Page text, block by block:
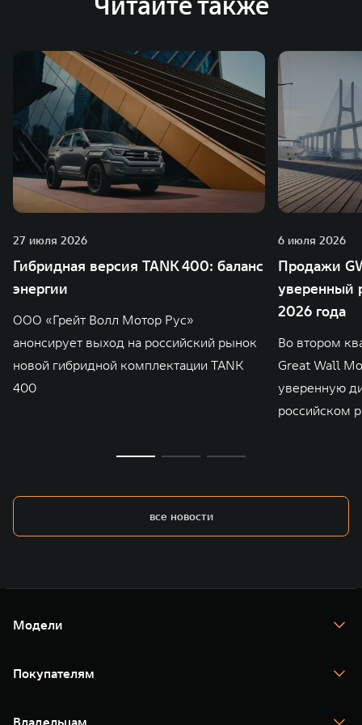
зарубежных – в России, Таиланде, Бразилии и Индии, а
27 июля 2026
Гибридная версия TANK 400: баланс
энергии
ООО «Грейт Волл Мотор Рус»
анонсирует выход на российский рынок
новой гибридной комплектации TANK
400
6 июля 2026
Продажи
уверенный
2026 года
Во втором
Great Wall
уверенную
российском
все новости
Модели
TANK 400
TANK 500
Покупателям
Тест-драйв
Владельцам